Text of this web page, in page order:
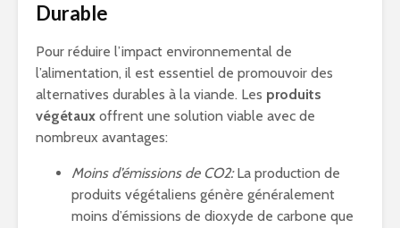
Durable
Pour réduire l’impact environnemental de
l’alimentation, il est essentiel de promouvoir des
alternatives durables à la viande. Les produits
végétaux offrent une solution viable avec de
nombreux avantages:
Moins d’émissions de CO2:La production de
produits végétaliens génère généralement
moins d’émissions de dioxyde de carbone que